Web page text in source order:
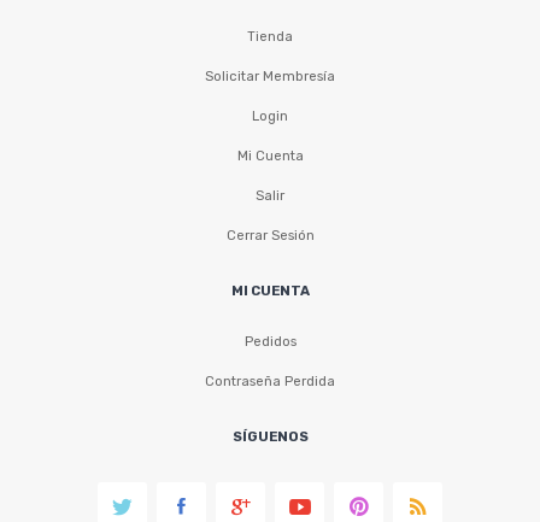
Tienda
Solicitar Membresía
Login
Mi Cuenta
Salir
Cerrar Sesión
MI CUENTA
Pedidos
Contraseña Perdida
SÍGUENOS